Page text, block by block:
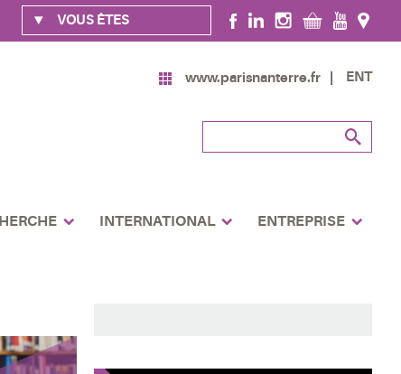
VOUS ÊTES
www.parisnanterre.fr ENT
INTERNATIONAL ENTREPRISE